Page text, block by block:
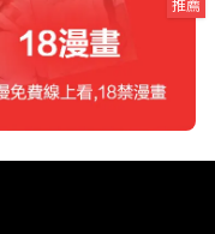
推薦